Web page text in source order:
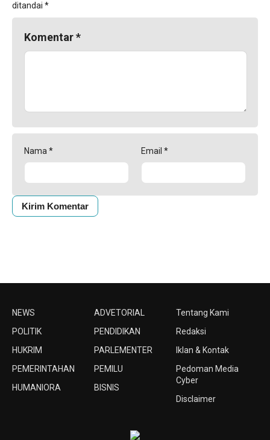
ditandai *
Komentar*
Nama * Email *
NEWS
POLITIK
HUKRIM
PEMERINTAHAN
HUMANIORA
ADVETORIAL
PENDIDIKAN
PARLEMENTER
PEMILU
BISNIS
Tentang Kami
Redaksi
Iklan & Kontak
Pedoman Media
Cyber
Disclaimer